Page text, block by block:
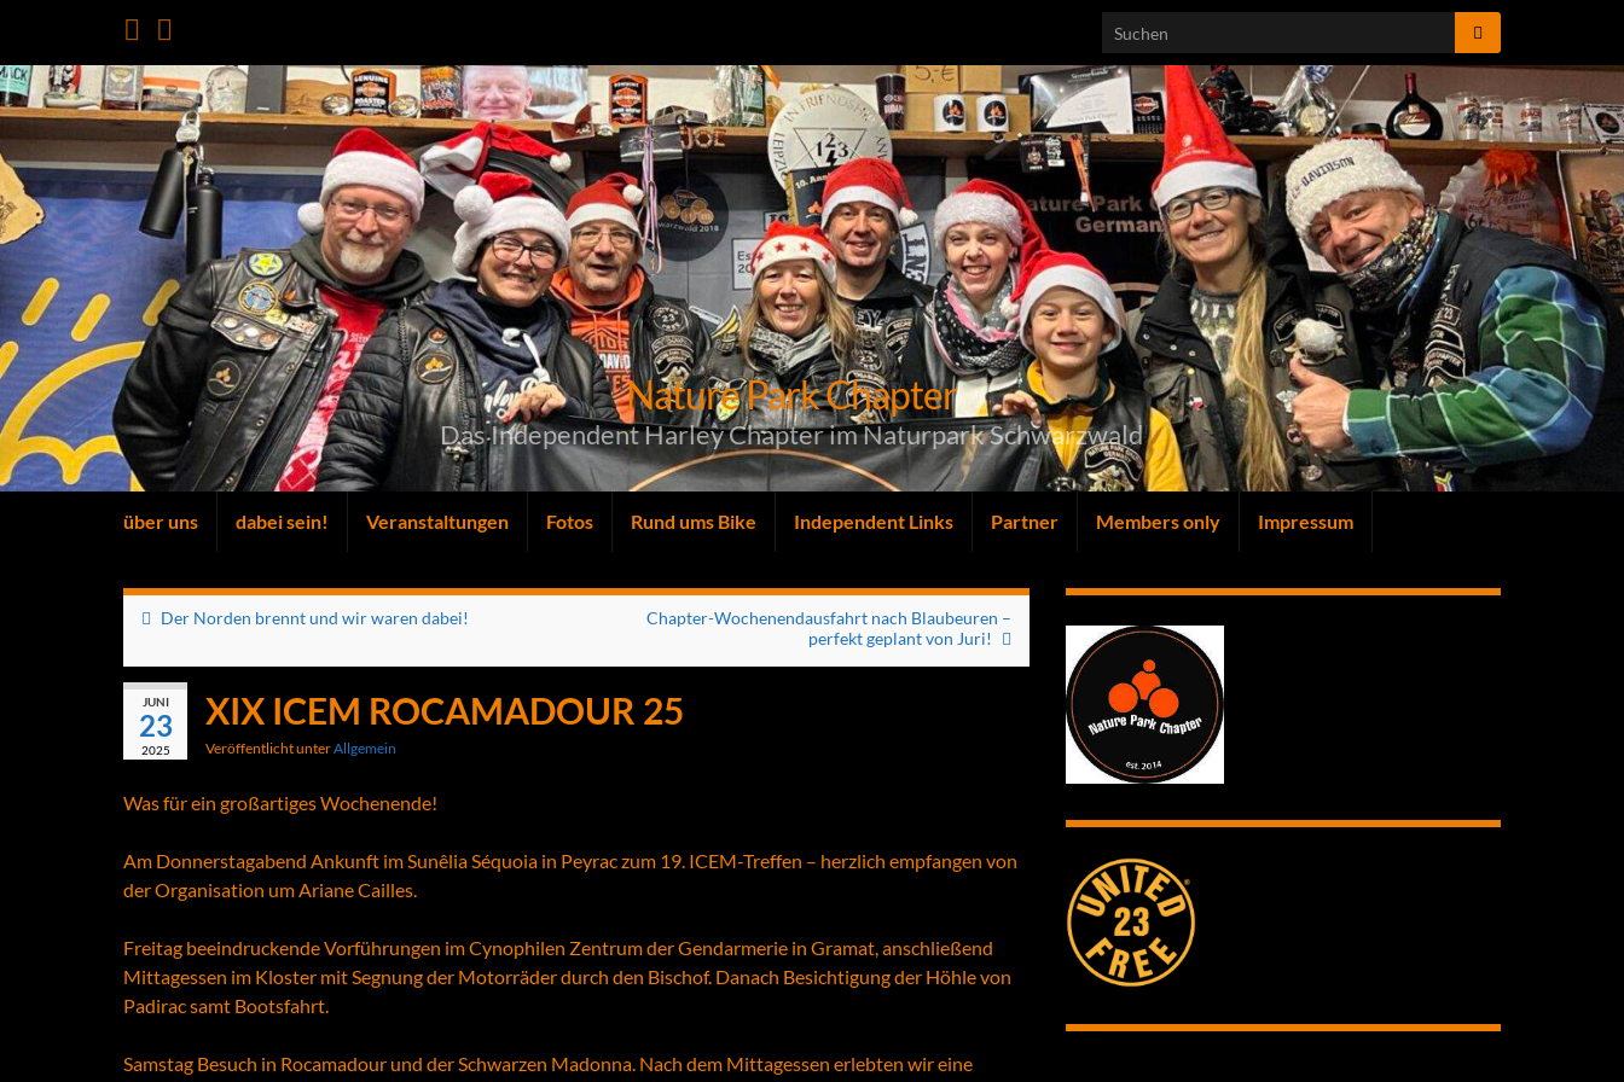
Search for:
Nature Park Chapter
Das Independent Harley Chapter im Naturpark Schwarzwald
über uns dabei sein! Veranstaltungen Fotos Rund ums Bike Independent Links Partner Members only Impressum
Der Norden brennt und wir waren dabei!
Chapter-Wochenendausfahrt nach Blaubeuren –
perfekt geplant von Juri!
JUNI
23
2025
XIX ICEM ROCAMADOUR 25
Veröffentlicht unterAllgemein
Was für ein großartiges Wochenende!
Am Donnerstagabend Ankunft im Sunêlia Séquoia in Peyrac zum 19. ICEM-Treffen – herzlich empfangen von
der Organisation um Ariane Cailles.
Freitag beeindruckende Vorführungen im Cynophilen Zentrum der Gendarmerie in Gramat, anschließend
Mittagessen im Kloster mit Segnung der Motorräder durch den Bischof. Danach Besichtigung der Höhle von
Padirac samt Bootsfahrt.
Samstag Besuch in Rocamadour und der Schwarzen Madonna. Nach dem Mittagessen erlebten wir eine